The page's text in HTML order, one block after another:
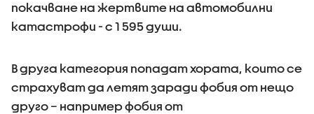
покачване на жертвите на автомобилни
катастрофи - с 1 595 души.
В друга категория попадат хората, които се
страхуват да летят заради фобия от нещо
друго – например фобия от